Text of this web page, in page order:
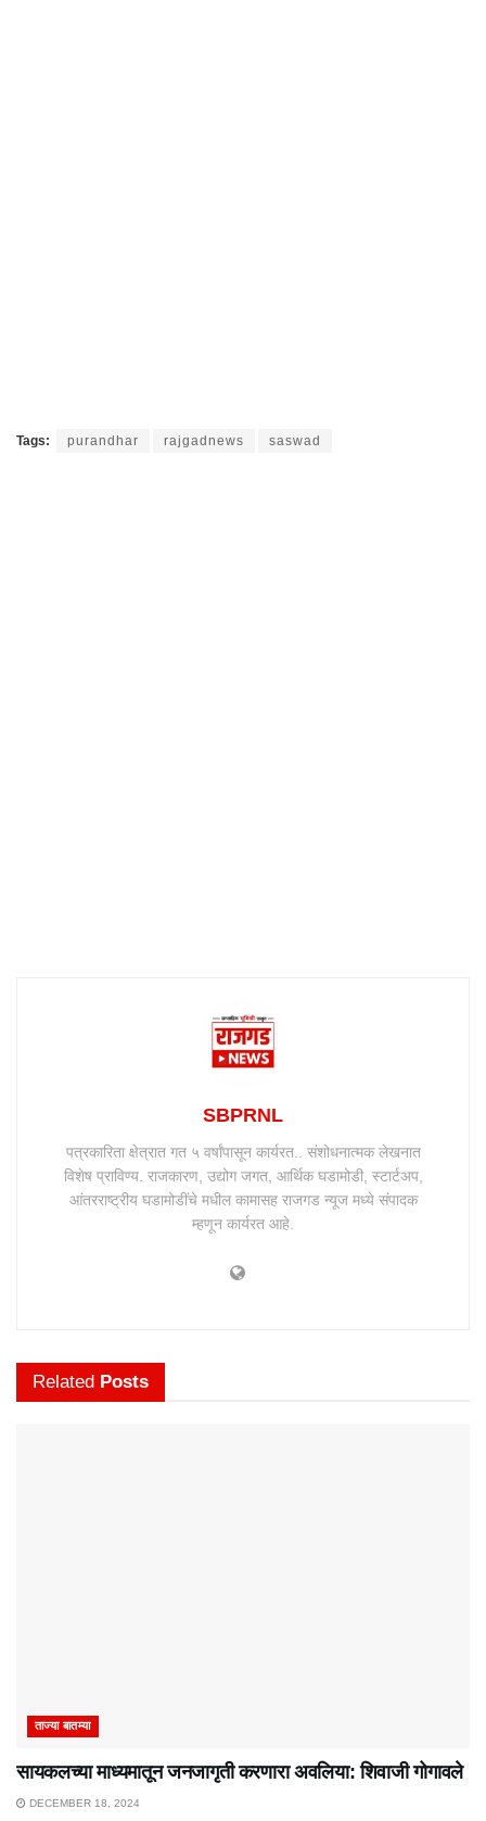
Tags: purandhar rajgadnews saswad
SBPRNL
पत्रकारिता क्षेत्रात गत ५ वर्षांपासून कार्यरत.. संशोधनात्मक लेखनात
विशेष प्राविण्य. राजकारण, उद्योग जगत, आर्थिक घडामोडी, स्टार्टअप,
आंतरराष्ट्रीय घडामोडींचे मधील कामासह राजगड न्यूज मध्ये संपादक
म्हणून कार्यरत आहे.
Related Posts
ताज्या बातम्या
सायकलच्या माध्यमातून जनजागृती करणारा अवलिया: शिवाजी गोगावले
DECEMBER 18, 2024